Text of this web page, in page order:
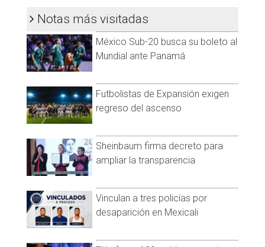
434 personas fueron evacuadas sin que se registraran
incidentes.
Aunque el incendio ya fue controlado, bomberos continúan
en el lugar para lograr la extinción total del fuego, ya que en
el interior se encontraba material altamente inflamable.
Visita y accede a todo nuestro contenido |
www.cadenanoticias.com| Twitter:@cadena_noticias
Facebook:@cadenanoticiasmx
| TikTok:@CadenaNoticias|
Whatsapp:
@CadenaNoticias| Telegram:@CadenaNoticias
Notas más visitadas
México Sub-20 busca su boleto al
Mundial ante Panamá
Futbolistas de Expansión exigen
regreso del ascenso
Sheinbaum firma decreto para
ampliar la transparencia
Vinculan a tres policías por
desaparición en Mexicali